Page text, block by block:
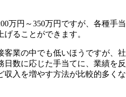
万円～350万円ですが、各種手当
ることができます。
客業の中でも低いほうですが、社
日数に応じた手当てに、業績を反
収入を増やす方法が比較的多くな